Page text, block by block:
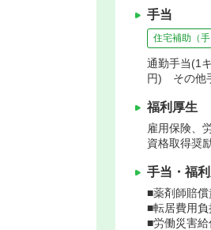
手当
住宅補助（
通勤手当(1
円) その他
福利厚生
雇用保険、
資格取得奨
手当・福
■薬剤師賠
■転居費用
■労働災害